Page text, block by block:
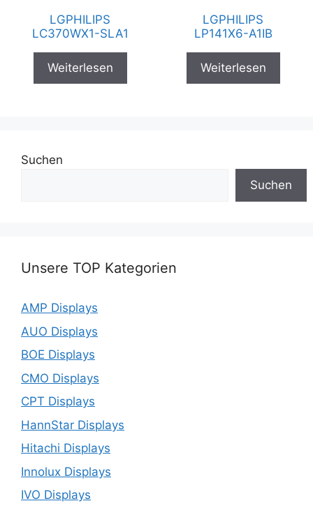
LGPHILIPS
LC370WX1-SLA1
Weiterlesen
LGPHILIPS
LP141X6-A1IB
Weiterlesen
Suchen
Suchen
Unsere TOP Kategorien
AMP Displays
AUO Displays
BOE Displays
CMO Displays
CPT Displays
HannStar Displays
Hitachi Displays
Innolux Displays
IVO Displays